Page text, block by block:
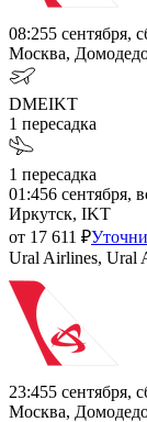
08:255 сентября,
Москва,
DMEIKT
1 пересадка
1 пересадка
01:456 сентября,
Иркутск, IKT
от 17 611 ₽
Ural Airlines, Ural
23:455 сентября,
Москва,